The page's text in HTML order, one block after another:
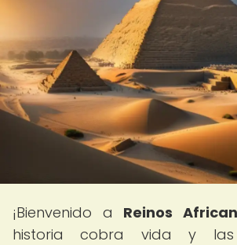
¡Bienvenido a Reinos
historia cobra vida y las